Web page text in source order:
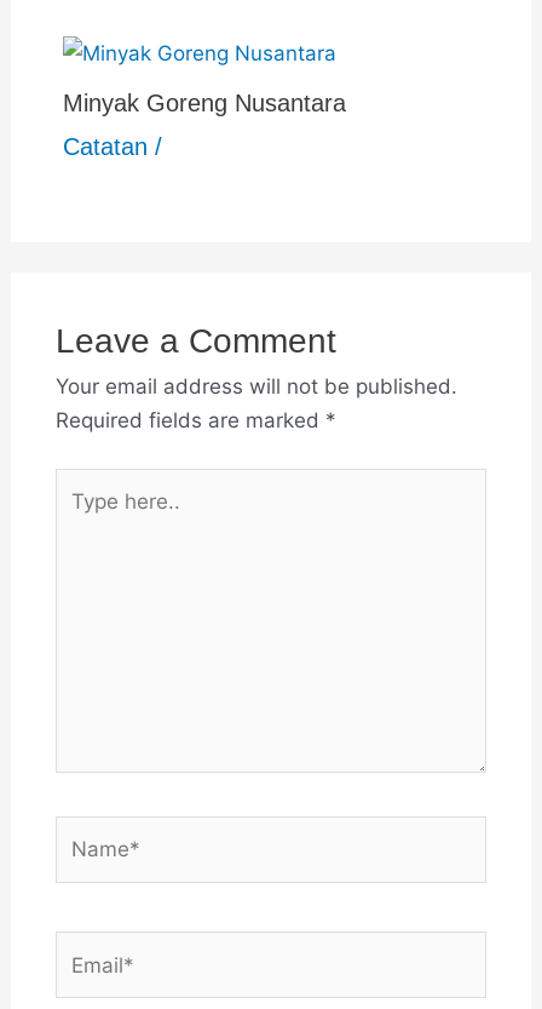
Minyak Goreng Nusantara
Catatan /
Leave a Comment
Your email address will not be published.
Required fields are marked *
here..